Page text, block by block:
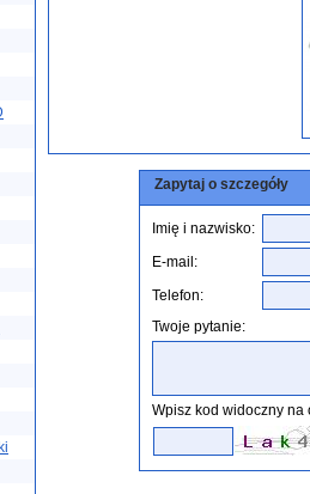
Zapytaj o szczegóły
Imię i nazwisko:
E-mail:
Telefon:
Twoje pytanie:
Wpisz kod widoczny na